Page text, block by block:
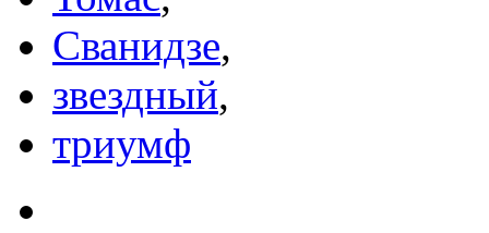
Сванидзе,
звездный,
триумф